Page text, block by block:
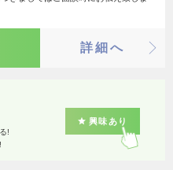
詳細へ
!
興味あり